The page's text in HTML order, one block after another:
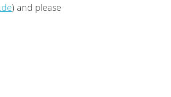
) and please